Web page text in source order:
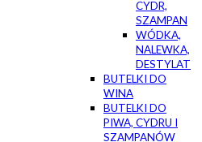
CYDR,
SZAMPAN
WÓDKA,
NALEWKA,
DESTYLAT
BUTELKI DO
WINA
BUTELKI DO
PIWA, CYDRU I
SZAMPANÓW